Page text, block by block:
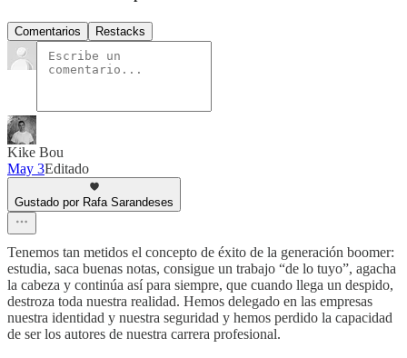
Comentarios Restacks
Kike Bou
May 3Editado
Gustado por Rafa Sarandeses
Tenemos tan metidos el concepto de éxito de la generación boomer:
estudia, saca buenas notas, consigue un trabajo “de lo tuyo”, agacha
la cabeza y continúa así para siempre, que cuando llega un despido,
destroza toda nuestra realidad. Hemos delegado en las empresas
nuestra identidad y nuestra seguridad y hemos perdido la capacidad
de ser los autores de nuestra carrera profesional.